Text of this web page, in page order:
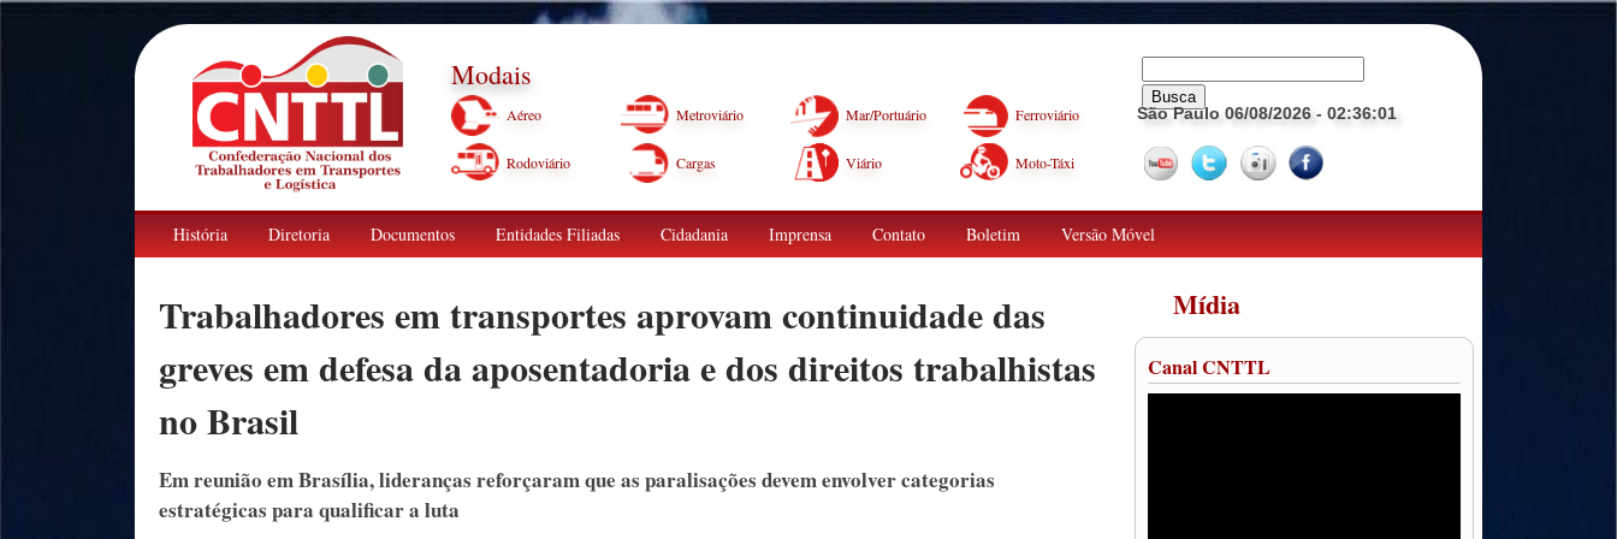
Modais
Aéreo Metroviário Mar/Portuário Ferroviário
Rodoviário Cargas Viário Moto-Táxi
São Paulo 06/08/2026 - 02:36:02
História Diretoria Documentos Entidades Filiadas Cidadania Imprensa Contato Boletim Versão Móvel
Trabalhadores em transportes aprovam continuidade das
greves em defesa da aposentadoria e dos direitos trabalhistas
no Brasil
Em reunião em Brasília, lideranças reforçaram que as paralisações devem envolver categorias
estratégicas para qualificar a luta
Mídia
Canal CNTTL